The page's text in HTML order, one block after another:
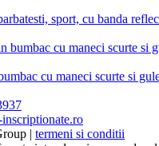
sport, cu banda
cu maneci scurte si
| termeni si conditii